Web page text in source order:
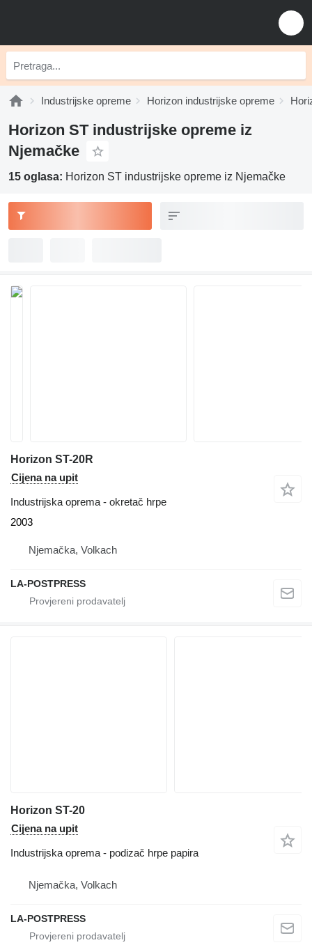
Industrijske opreme Horizon industrijske opreme
Horizon ST industrijske opreme iz
Njemačke
15 oglasa: Horizon ST industrijske opreme iz Njemačke
Horizon ST-20R
Cijena na upit
Industrijska oprema - okretač hrpe
2003
Njemačka, Volkach
LA-POSTPRESS
Horizon ST-20
Cijena na upit
Industrijska oprema - podizač hrpe papira
Njemačka, Volkach
LA-POSTPRESS